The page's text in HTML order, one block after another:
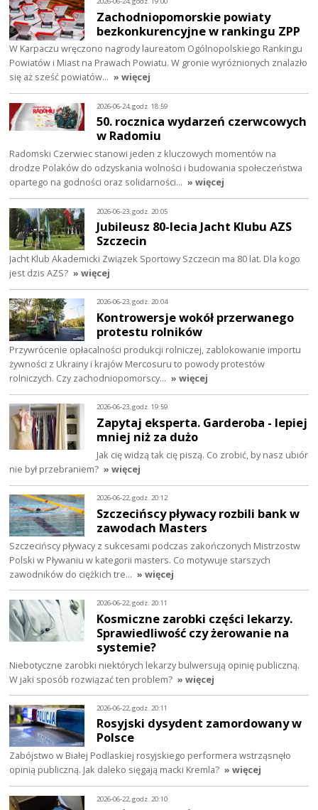
Zachodniopomorskie powiaty
bezkonkurencyjne w rankingu ZPP
W Karpaczu wręczono nagrody laureatom Ogólnopolskiego Rankingu
Powiatów i Miast na Prawach Powiatu. W gronie wyróżnionych znalazło
się aż sześć powiatów… » więcej
2026-06-24, godz. 18:59
50. rocznica wydarzeń czerwcowych
w Radomiu
Radomski Czerwiec stanowi jeden z kluczowych momentów na
drodze Polaków do odzyskania wolności i budowania społeczeństwa
opartego na godności oraz solidarności… » więcej
2026-06-23, godz. 20:05
Jubileusz 80-lecia Jacht Klubu AZS
Szczecin
Jacht Klub Akademicki Związek Sportowy Szczecin ma 80 lat. Dla kogo
jest dzis AZS? » więcej
2026-06-23, godz. 20:04
Kontrowersje wokół przerwanego
protestu rolników
Przywrócenie opłacalności produkcji rolniczej, zablokowanie importu
żywności z Ukrainy i krajów Mercosuru to powody protestów
rolniczych. Czy zachodniopomorscy… » więcej
2026-06-23, godz. 19:59
Zapytaj eksperta. Garderoba - lepiej
mniej niż za dużo
Jak cię widzą tak cię piszą. Co zrobić, by nasz ubiór
nie był przebraniem? » więcej
2026-06-22, godz. 20:12
Szczecińscy pływacy rozbili bank w
zawodach Masters
Szczecińscy pływacy z sukcesami podczas zakończonych Mistrzostw
Polski w Pływaniu w kategorii masters. Co motywuje starszych
zawodników do ciężkich tre… » więcej
2026-06-22, godz. 20:11
Kosmiczne zarobki części lekarzy.
Sprawiedliwość czy żerowanie na
systemie?
Niebotyczne zarobki niektórych lekarzy bulwersują opinię publiczną.
W jaki sposób rozwiązać ten problem? » więcej
2026-06-22, godz. 20:11
Rosyjski dysydent zamordowany w
Polsce
Zabójstwo w Białej Podlaskiej rosyjskiego performera wstrząsnęło
opinią publiczną. Jak daleko sięgają macki Kremla? » więcej
2026-06-22, godz. 20:10